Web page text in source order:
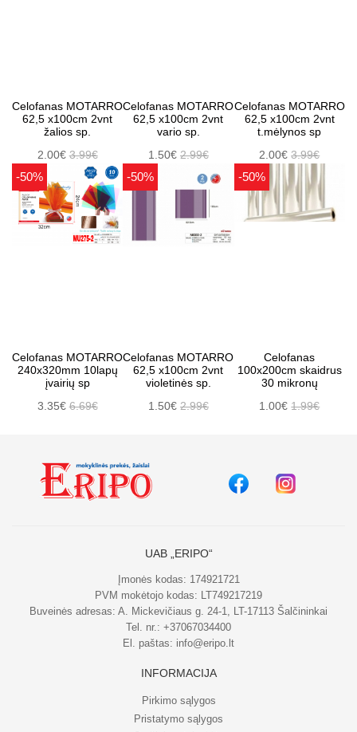
Celofanas MOTARRO
62,5 x100cm 2vnt
žalios sp.
2.00€3.99€
Celofanas MOTARRO
62,5 x100cm 2vnt
vario sp.
1.50€ 2.99€
Celofanas MOTARRO
62,5 x100cm 2vnt
t.mėlynos sp
2.00€3.99€
-50%
Celofanas MOTARRO
240x320mm 10lapų
įvairių sp
3.35€6.69€
-50%
Celofanas MOTARRO
62,5 x100cm 2vnt
violetinės sp.
1.50€ 2.99€
-50%
Celofanas
100x200cm skaidrus
30 mikronų
1.00€1.99€
UAB „ERIPO“
Įmonės kodas: 174921721
PVM mokėtojo kodas: LT749217219
Buveinės adresas: A. Mickevičiaus g. 24-1, LT-17113 Šalčininkai
Tel. nr.: +37067034400
El. paštas: info@eripo.lt
INFORMACIJA
Pirkimo sąlygos
Pristatymo sąlygos